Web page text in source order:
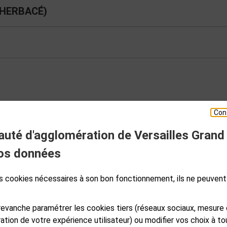
d'agglomération de Versailles
données
cookies nécessaires à son bon fonctionnement, ils ne
paramétrer les cookies tiers (réseaux sociaux, mesure
de votre expérience utilisateur) ou modifier vos choix à
ESPACE PRESSE
PLAN DE SITE ACCESSIBILITÉ NUMÉRIQUE
GESTION DES COOKIES